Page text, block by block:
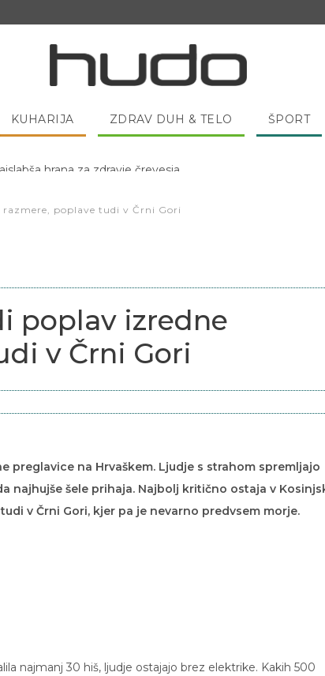
KUHARIJA ZDRAV DUH & TELO ŠPORT
dobro pojesti žlico medu?
poplave tudi v Črni Gori
poplav izredne
v Črni Gori
preglavice na Hrvaškem. Ljudje s strahom spremljajo
najhujše šele prihaja. Najbolj kritično ostaja v
v Črni Gori, kjer pa je nevarno predvsem morje.
najmanj 30 hiš, ljudje ostajajo brez elektrike. Kakih 500